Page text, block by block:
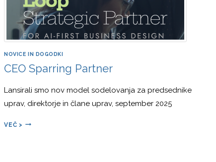
NOVICE IN DOGODKI
CEO Sparring Partner
Lansirali smo nov model sodelovanja za predsednike
uprav, direktorje in člane uprav, september 2025
VEČ > CEO